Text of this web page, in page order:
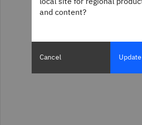
and content?
Cancel Update